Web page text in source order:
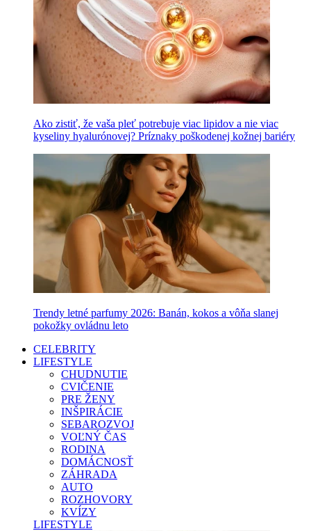
Ako zistiť, že vaša pleť potrebuje viac lipidov a nie viac
kyseliny hyalurónovej? Príznaky poškodenej kožnej bariéry
Trendy letné parfumy 2026: Banán, kokos a vôňa slanej
pokožky ovládnu leto
CELEBRITY
LIFESTYLE
CHUDNUTIE
CVIČENIE
PRE ŽENY
INŠPIRÁCIE
SEBAROZVOJ
VOĽNÝ ČAS
RODINA
DOMÁCNOSŤ
ZÁHRADA
AUTO
ROZHOVORY
KVÍZY
LIFESTYLE